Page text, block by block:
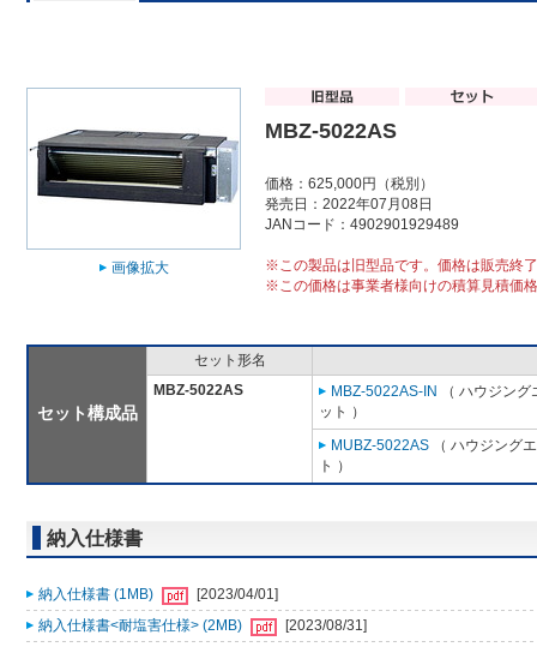
画像拡大
MBZ-5022AS
価格：625,000円（税別）
発売日：2022年07月08日
JANコード：4902901929489
※この製品は旧型品です。価格は販売終
※この価格は事業者様向けの積算見積価
セット構成品
セット形名
MBZ-5022AS
MBZ-5022AS-IN
（ ハウジン
ット ）
MUBZ-5022AS （ ハウジング
ト ）
納入仕様書
納入仕様書 (1MB)
[2023/04/01]
納入仕様書<耐塩害仕様> (2MB)
[2023/08/31]